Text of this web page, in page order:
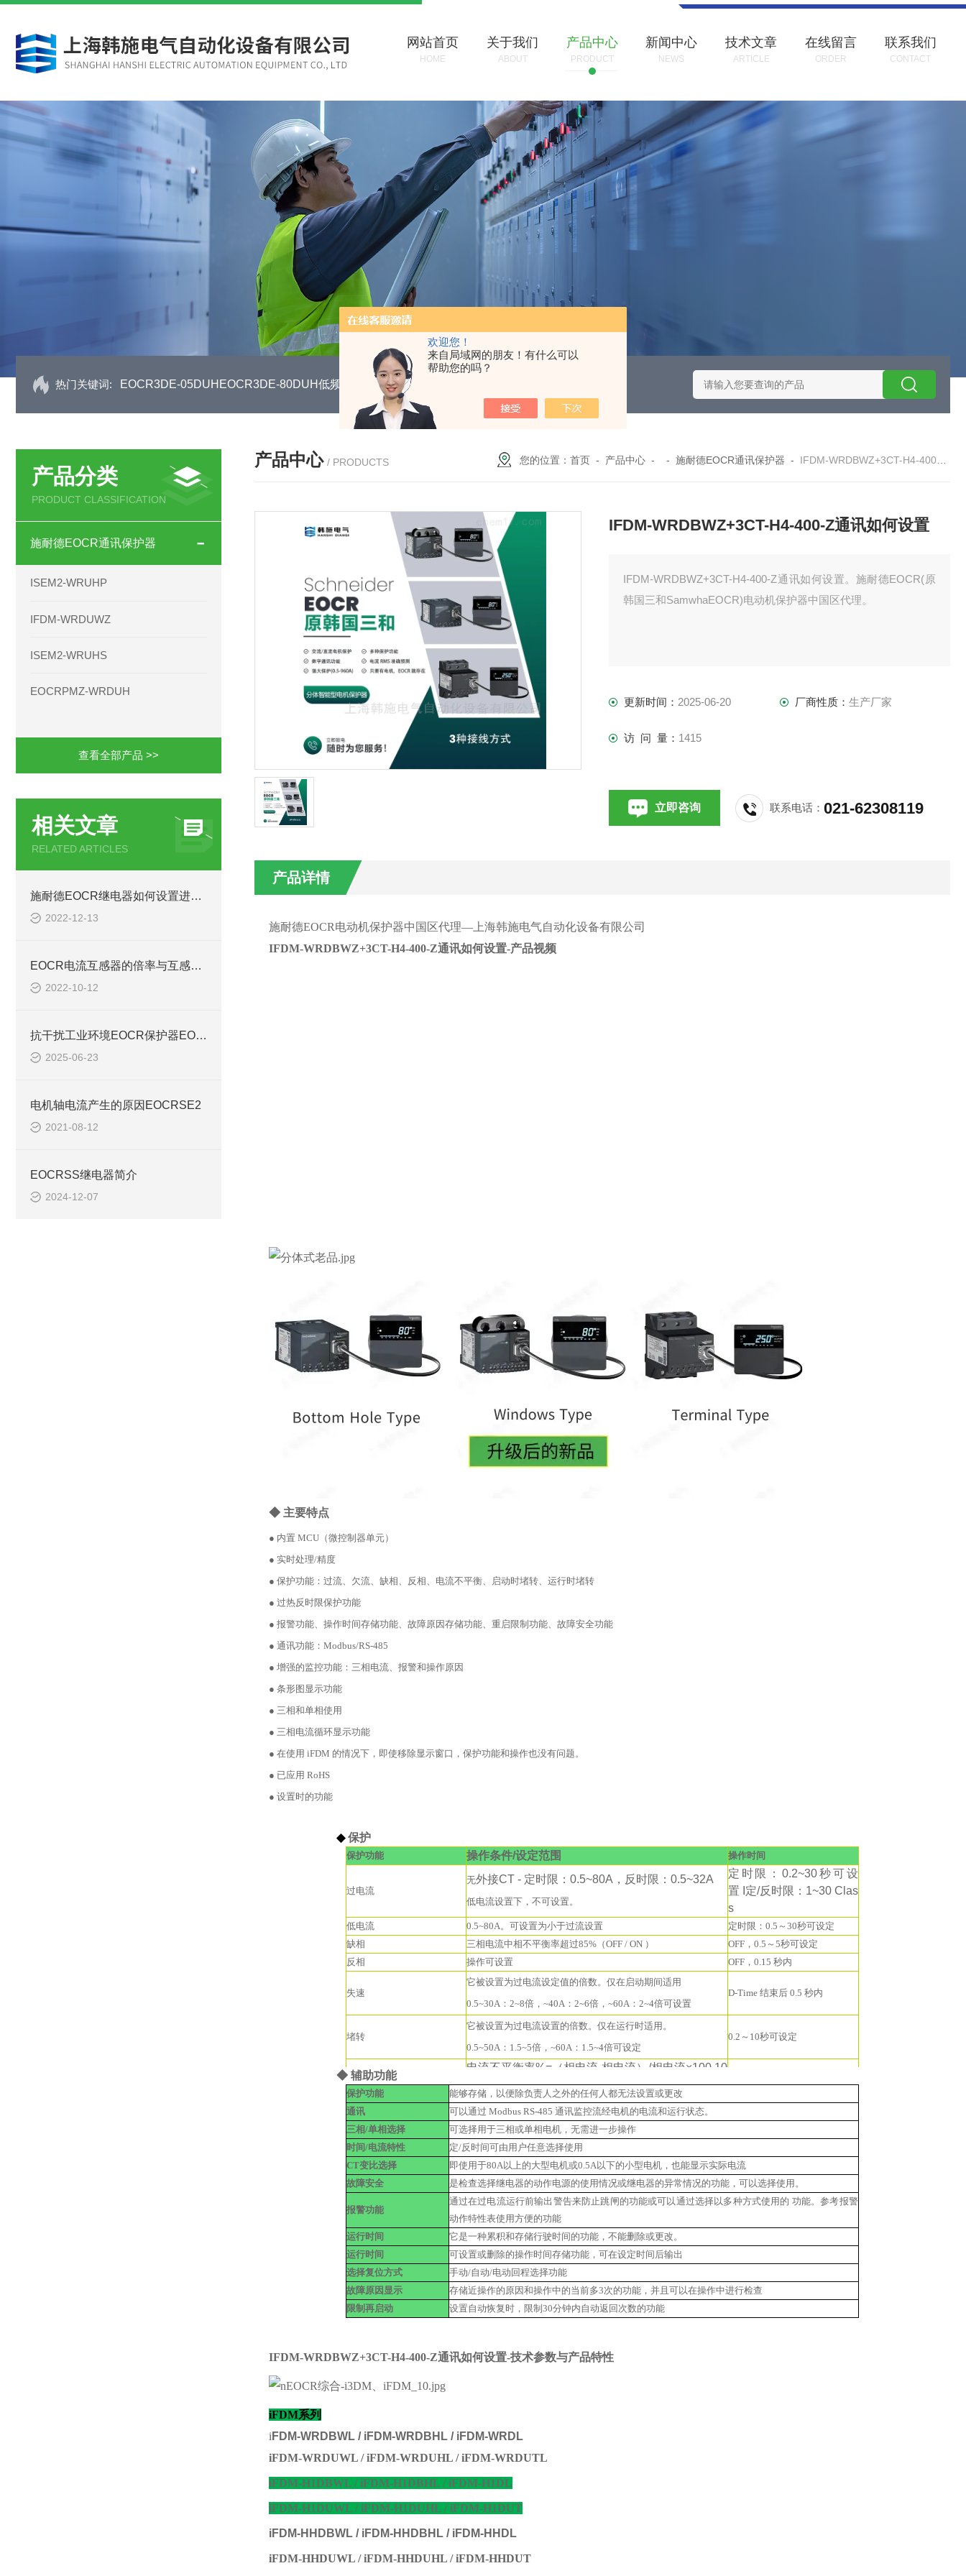
欢迎您！
来自局域网的朋友！有什么可以
帮助您的吗？
网站首页
HOME
关于我们
ABOUT
产品中心
PRODUCT
新闻中心
NEWS
技术文章
ARTICLE
在线留言
ORDER
联系我们
CONTACT
热门关键词: EOCR3DE-05DUHEOCR3DE-80DUH低频功能电机保护继电器 EOCR3DE-80DUHEOCR3DE施耐德智能保护器选型 EOCRSE2-05RSEOCR-SE2施耐德电流保
产品分类
PRODUCT CLASSIFICATION
施耐德EOCR通讯保护器
ISEM2-WRUHP
IFDM-WRDUWZ
ISEM2-WRUHS
EOCRPMZ-WRDUH
查看全部产品 >>
相关文章
RELATED ARTICLES
施耐德EOCR继电器如何设置进行小电流测量I3M40IFM420
2022-12-13
EOCR电流互感器的倍率与互感器的变比有关系EOCR3CT
2022-10-12
抗干扰工业环境EOCR保护器EOCRI3M420 IFM420
2025-06-23
电机轴电流产生的原因EOCRSE2
2021-08-12
EOCRSS继电器简介
2024-12-07
产品中心 / PRODUCTS 您的位置：首页 - 产品中心 - -施耐德EOCR通讯保护器 - IFDM-WRDBWZ+3CT-H4-400-Z通讯如何设置
IFDM-WRDBWZ+3CT-H4-400-Z通讯如何设置
IFDM-WRDBWZ+3CT-H4-400-Z通讯如何设置。施耐德EOCR(原
韩国三和SamwhaEOCR)电动机保护器中国区代理。
更新时间： 2025-06-20 厂商性质： 生产厂家
访 问 量： 1415
立即咨询 联系电话：021-62308119
产品详情
施耐德EOCR电动机保护器中国区代理—上海韩施电气自动化设备有限公司
IFDM-WRDBWZ+3CT-H4-400-Z通讯如何设置-产品视频
◆ 主要特点
● 内置 MCU（微控制器单元）
● 实时处理/精度
● 保护功能：过流、欠流、缺相、反相、电流不平衡、启动时堵转、运行时堵转
● 过热反时限保护功能
● 报警功能、操作时间存储功能、故障原因存储功能、重启限制功能、故障安全功能
● 通讯功能：Modbus/RS-485
● 增强的监控功能：三相电流、报警和操作原因
● 条形图显示功能
● 三相和单相使用
● 三相电流循环显示功能
● 在使用 iFDM 的情况下，即使移除显示窗口，保护功能和操作也没有问题。
● 已应用 RoHS
● 设置时的功能
◆ 保护
保护功能 操作条件/设定范围 操作时间
过电流
无外接CT - 定时限：0.5~80A，反时限：0.5~32A
低电流设置下，不可设置。
定时限：0.2~30秒可设
置 I定/反时限：1~30 Clas
s
低电流 0.5~80A。可设置为小于过流设置
定时限：0.5～30秒可设定
缺相
三相电流中相不平衡率超过85%（OFF / ON ）
OFF，0.5～5秒可设定
反相
操作可设置 OFF，0.15 秒内
失速
它被设置为过电流设定值的倍数。仅在启动期间适用
0.5~30A：2~8倍，~40A：2~6倍，~60A：2~4倍可设置
D-Time 结束后 0.5 秒内
堵转
它被设置为过电流设置的倍数。仅在运行时适用。
0.5~50A：1.5~5倍，~60A：1.5~4倍可设定
0.2～10秒可设定
电流不平衡
电流不平衡率%=（相电流-相电流）/相电流×100 10
～50%可设定
◆ 辅助功能
保护功能
能够存储，以便除负责人之外的任何人都无法设置或更改
通讯
可以通过 Modbus RS-485 通讯监控流经电机的电流和运行状态。
三相/单相选择
可选择用于三相或单相电机，无需进一步操作
时间/电流特性
定/反时间可由用户任意选择使用
CT变比选择
即使用于80A以上的大型电机或0.5A以下的小型电机，也能显示实际电流
故障安全
是检查选择继电器的动作电源的使用情况或继电器的异常情况的功能，可以选择使用。
报警功能
通过在过电流运行前输出警告来防止跳闸的功能或可以通过选择以多种方式使用的 功能。参考报警
动作特性表使用方便的功能
运行时间
它是一种累积和存储行驶时间的功能，不能删除或更改。
运行时间
可设置或删除的操作时间存储功能，可在设定时间后输出
选择复位方式
手动/自动/电动回程选择功能
故障原因显示
存储近操作的原因和操作中的当前多3次的功能，并且可以在操作中进行检查
限制再启动
设置自动恢复时，限制30分钟内自动返回次数的功能
IFDM-WRDBWZ+3CT-H4-400-Z通讯如何设置-技术参数与产品特性
iFDM系列
i FDM-WRDBWL / iFDM-WRDBHL / iFDM-WRDL
iFDM-WRDUWL / iFDM-WRDUHL / iFDM-WRDUTL
iFDM-H1DBWL / iFDM-H1DBHL / iFDM-H1DL
iFDM-H1DUWL / iFDM-H1DUHL / iFDM-H1DUT
iFDM-HHDBWL / iFDM-HHDBHL / iFDM-HHDL
iFDM-HHDUWL / iFDM-HHDUHL / iFDM-HHDUT